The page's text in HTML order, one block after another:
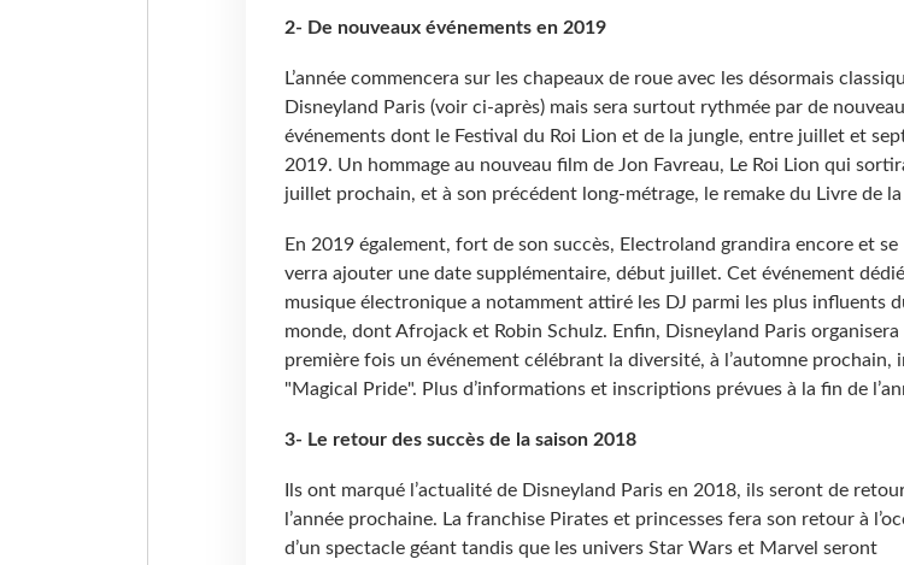
2- De nouveaux événements en 2019
L’année commencera sur les chapeaux de roue avec les désormais
Disneyland Paris (voir ci-après) mais sera surtout rythmée par de
événements dont le Festival du Roi Lion et de la jungle, entre juillet et
2019. Un hommage au nouveau film de Jon Favreau, Le Roi Lion qui
juillet prochain, et à son précédent long-métrage, le remake du Livre de
En 2019 également, fort de son succès, Electroland grandira encore et se
verra ajouter une date supplémentaire, début juillet. Cet événement
musique électronique a notamment attiré les DJ parmi les plus influents
monde, dont Afrojack et Robin Schulz. Enfin, Disneyland Paris organisera
première fois un événement célébrant la diversité, à l’automne prochain,
"Magical Pride". Plus d’informations et inscriptions prévues à la fin de
3- Le retour des succès de la saison 2018
Ils ont marqué l’actualité de Disneyland Paris en 2018, ils seront de
l’année prochaine. La franchise Pirates et princesses fera son retour à
d’un spectacle géant tandis que les univers Star Wars et Marvel seront